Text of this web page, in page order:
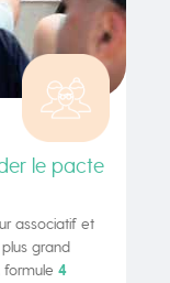
le pacte
associatif et
plus grand
formule 4